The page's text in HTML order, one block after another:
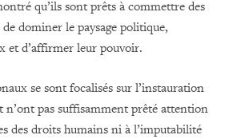
qu’ils sont prêts à commettre des
dominer le paysage politique,
et d’affirmer leur pouvoir.
se sont focalisés sur l’instauration
n’ont pas suffisamment prêté attention
des droits humains ni à l’imputabilité